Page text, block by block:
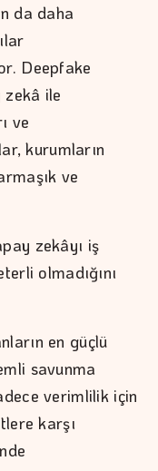
da daha
Deepfake
zekâ ile
ve
kurumların
ve
zekâyı iş
olmadığını
en güçlü
savunma
verimlilik için
karşı